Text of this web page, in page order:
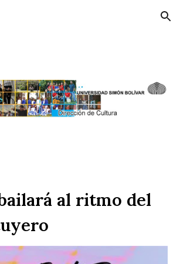
Skip to navigation
al ritmo del